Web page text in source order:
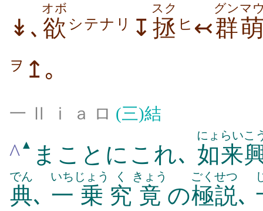
↡､ 欲
オボ
シテナリ ↧ 拯
スク
ヒ ↢群
グンマ
ヲ ↥｡
一 Ⅱ ⅰ ａ ロ (三)結
^ ▲ まことにこれ､ 如来
にょらいこ
典
でん
､ 一
いち
乗
じょう
究
く
竟
きょう
の極説
ごくせつ
､